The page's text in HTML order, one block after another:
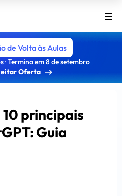
de Volta às Aulas
· Termina em 8 de setembro
Oferta
principais
Guia